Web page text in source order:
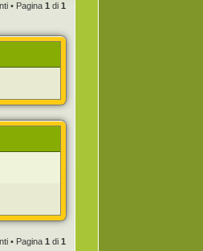
• Pagina 1 di 1
• Pagina 1 di 1